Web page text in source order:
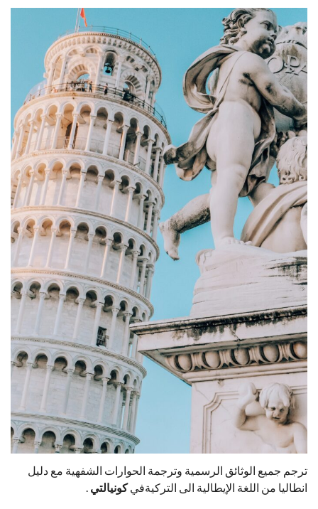
ترجم جميع الوثائق الرسمية وترجمة الحوارات الشفهية مع دليل
انطاليا من اللغة الإيطالية الى التركيةفيكونيالتي